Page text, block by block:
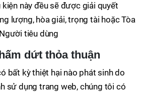
kiện này đều sẽ được giải quyết
lượng, hòa giải, trọng tài hoặc Tòa
tiêu dùng
dứt thỏa thuận
bất kỳ thiệt hại nào phát sinh do
sử dụng trang web, chúng tôi có